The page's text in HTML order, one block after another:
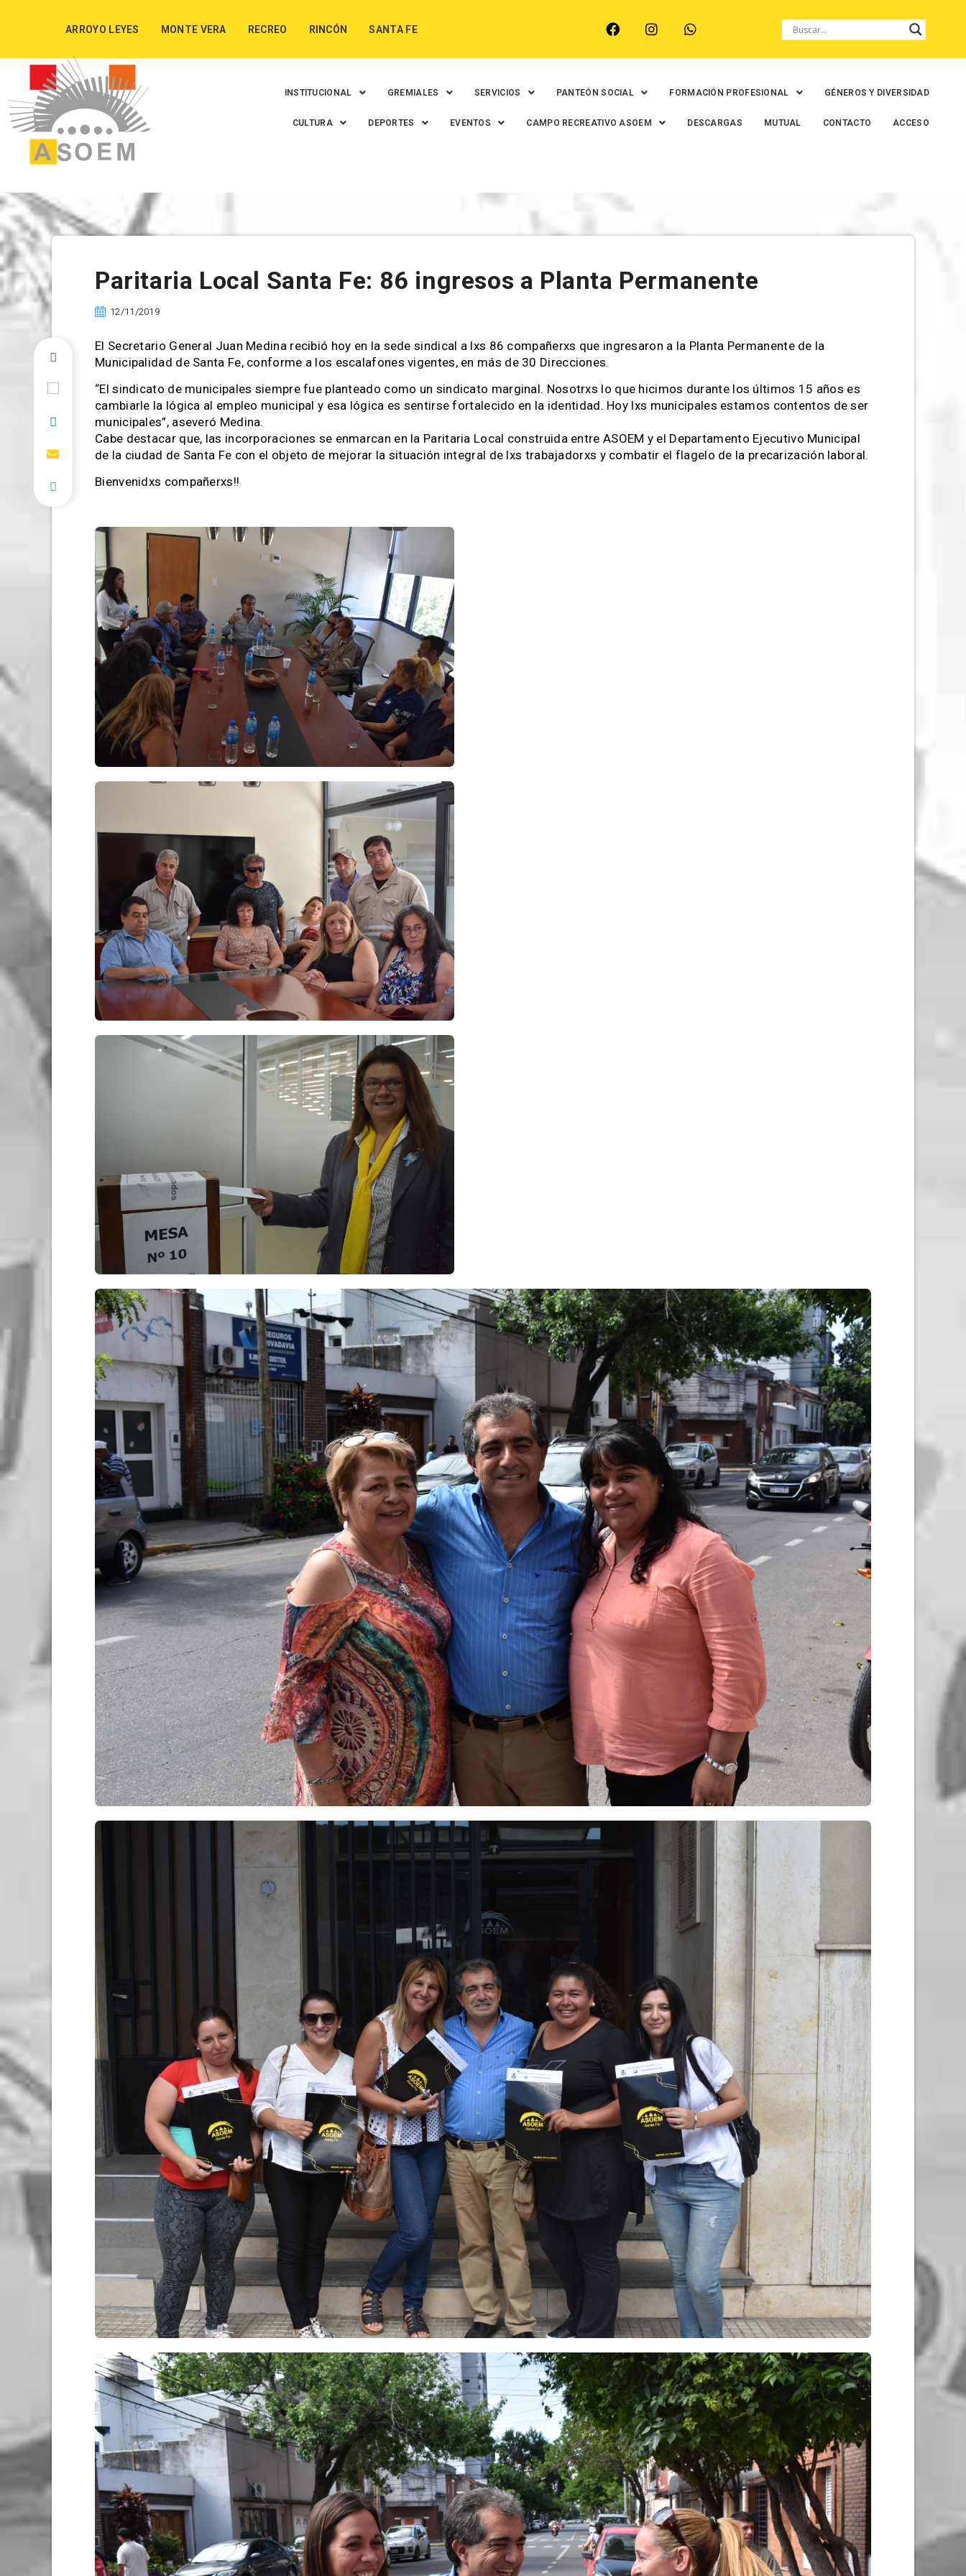
ARROYO LEYES MONTE VERA RECREO RINCÓN SANTA FE
INSTITUCIONAL GREMIALES SERVICIOS PANTEÓN SOCIAL FORMACIÓN PROFESIONAL GÉNEROS Y DIVERSIDAD
CULTURA DEPORTES EVENTOS CAMPO RECREATIVO ASOEM DESCARGAS MUTUAL CONTACTO ACCESO
Paritaria Local Santa Fe: 86 ingresos a Planta Permanente
12/11/2019
El Secretario General Juan Medina recibió hoy en la sede sindical a lxs 86 compañerxs que ingresaron a la Planta Permanente de la
Municipalidad de Santa Fe, conforme a los escalafones vigentes, en más de 30 Direcciones.
“El sindicato de municipales siempre fue planteado como un sindicato marginal. Nosotrxs lo que hicimos durante los últimos 15 años es
cambiarle la lógica al empleo municipal y esa lógica es sentirse fortalecido en la identidad. Hoy lxs municipales estamos contentos de ser
municipales”, aseveró Medina.
Cabe destacar que, las incorporaciones se enmarcan en la Paritaria Local construida entre ASOEM y el Departamento Ejecutivo Municipal
de la ciudad de Santa Fe con el objeto de mejorar la situación integral de lxs trabajadorxs y combatir el flagelo de la precarización laboral.
Bienvenidxs compañerxs!!